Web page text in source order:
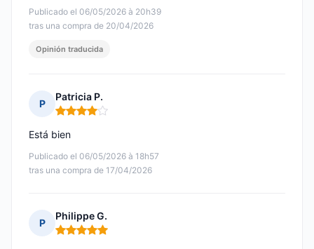
Publicado el 06/05/2026 à 20h39
tras una compra de 20/04/2026
Opinión traducida
P
Patricia P.
Nota: 4 de 5
Publicado el 06/05/2026 à 18h57
tras una compra de 17/04/2026
Está bien
P
Philippe G.
Nota: 5 de 5